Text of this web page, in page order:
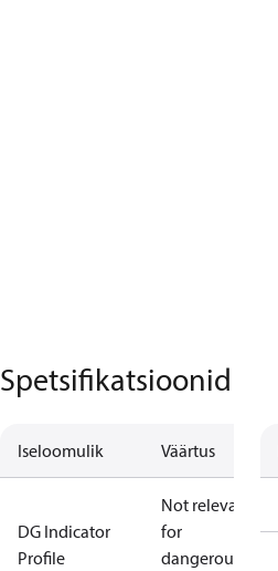
Spetsifikatsioonid
Iseloomulik Väärtus
DG Indicator
Profile
Not relevant
for
dangerous